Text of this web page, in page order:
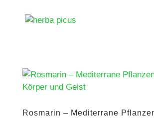
Rosmarin – Mediterrane